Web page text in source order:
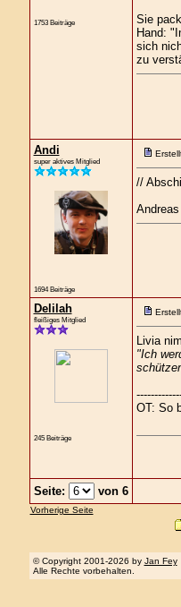
1753 Beiträge
Sie
Hand:
sich
zu
Andi
super aktives Mitglied
1694 Beiträge
//
Andreas
Delilah
fleißiges Mitglied
245 Beiträge
Livia
"Ich
OT: So
Seite: von 6
Vorherige Seite
© Copyright 2001-2026 by Jan Fey
Alle Rechte vorbehalten.